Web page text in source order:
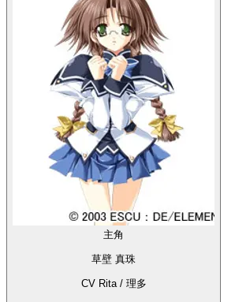
主角
草壁 真珠
CV Rita / 理多